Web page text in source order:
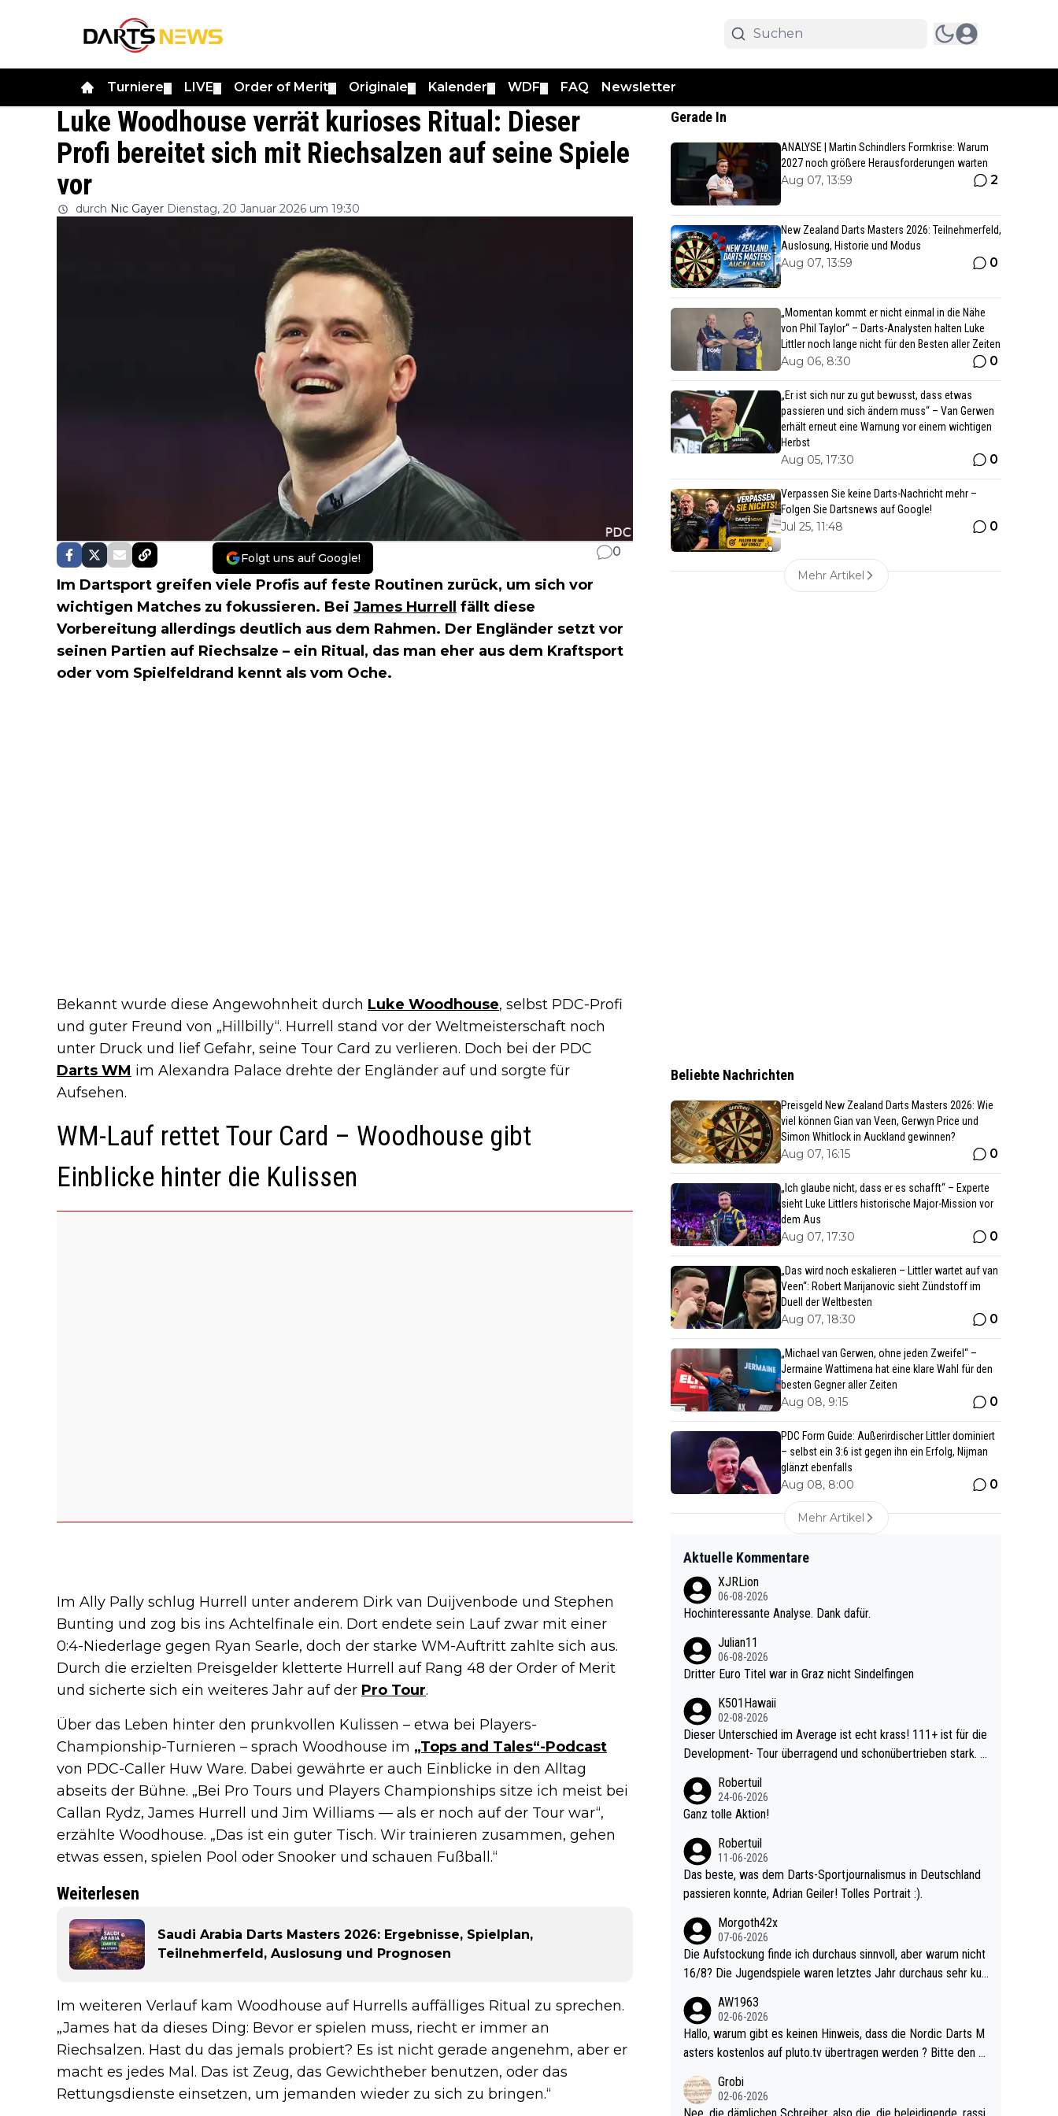
Turniere LIVE Order of Merit Originale Kalender WDF FAQ Newsletter
Luke Woodhouse verrät kurioses Ritual: Dieser
Profi bereitet sich mit Riechsalzen auf seine Spiele
vor
durch Nic Gayer Dienstag, 20 Januar 2026 um 19:30
Folgt uns auf Google! 0
Im Dartsport greifen viele Profis auf feste Routinen zurück, um sich vor
wichtigen Matches zu fokussieren. Bei James Hurrell
fällt diese
Vorbereitung allerdings deutlich aus dem Rahmen. Der Engländer setzt vor
seinen Partien auf Riechsalze – ein Ritual, das man eher aus dem Kraftsport
oder vom Spielfeldrand kennt als vom Oche.
Bekannt wurde diese Angewohnheit durch Luke Woodhouse, selbst PDC-Profi
und guter Freund von „Hillbilly“. Hurrell stand vor der Weltmeisterschaft noch
unter Druck und lief Gefahr, seine Tour Card zu verlieren. Doch bei der PDC
Darts WM im Alexandra Palace drehte der Engländer auf und sorgte für
Aufsehen.
WM-Lauf rettet Tour Card – Woodhouse gibt
Einblicke hinter die Kulissen
Im Ally Pally schlug Hurrell unter anderem Dirk van Duijvenbode und Stephen
Bunting und zog bis ins Achtelfinale ein. Dort endete sein Lauf zwar mit einer
0:4-Niederlage gegen Ryan Searle, doch der starke WM-Auftritt zahlte sich aus.
Durch die erzielten Preisgelder kletterte Hurrell auf Rang 48 der Order of Merit
und sicherte sich ein weiteres Jahr auf der Pro Tour.
Über das Leben hinter den prunkvollen Kulissen – etwa bei Players-
Championship-Turnieren – sprach Woodhouse im „Tops and Tales“-Podcast
von PDC-Caller Huw Ware. Dabei gewährte er auch Einblicke in den Alltag
abseits der Bühne. „Bei Pro Tours und Players Championships sitze ich meist bei
Callan Rydz, James Hurrell und Jim Williams — als er noch auf der Tour war“,
erzählte Woodhouse. „Das ist ein guter Tisch. Wir trainieren zusammen, gehen
etwas essen, spielen Pool oder Snooker und schauen Fußball.“
Weiterlesen
Saudi Arabia Darts Masters 2026: Ergebnisse, Spielplan,
Teilnehmerfeld, Auslosung und Prognosen
Im weiteren Verlauf kam Woodhouse auf Hurrells auffälliges Ritual zu sprechen.
„James hat da dieses Ding: Bevor er spielen muss, riecht er immer an
Riechsalzen. Hast du das jemals probiert? Es ist nicht gerade angenehm, aber er
macht es jedes Mal. Das ist Zeug, das Gewichtheber benutzen, oder das
Rettungsdienste einsetzen, um jemanden wieder zu sich zu bringen.“
Gerade In
ANALYSE | Martin Schindlers Formkrise: Warum
2027 noch größere Herausforderungen warten
Aug 07, 13:59 2
New Zealand Darts Masters 2026: Teilnehmerfeld,
Auslosung, Historie und Modus
Aug 07, 13:59 0
„Momentan kommt er nicht einmal in die Nähe
von Phil Taylor“ – Darts-Analysten halten Luke
Littler noch lange nicht für den Besten aller Zeiten
Aug 06, 8:30 0
„Er ist sich nur zu gut bewusst, dass etwas
passieren und sich ändern muss“ – Van Gerwen
erhält erneut eine Warnung vor einem wichtigen
Herbst
Aug 05, 17:30 0
Verpassen Sie keine Darts-Nachricht mehr –
Folgen Sie Dartsnews auf Google!
Jul 25, 11:48 0
Mehr Artikel
Beliebte Nachrichten
Preisgeld New Zealand Darts Masters 2026: Wie
viel können Gian van Veen, Gerwyn Price und
Simon Whitlock in Auckland gewinnen?
Aug 07, 16:15 0
„Ich glaube nicht, dass er es schafft“ – Experte
sieht Luke Littlers historische Major-Mission vor
dem Aus
Aug 07, 17:30 0
„Das wird noch eskalieren – Littler wartet auf van
Veen“: Robert Marijanovic sieht Zündstoff im
Duell der Weltbesten
Aug 07, 18:30 0
„Michael van Gerwen, ohne jeden Zweifel“ –
Jermaine Wattimena hat eine klare Wahl für den
besten Gegner aller Zeiten
Aug 08, 9:15 0
PDC Form Guide: Außerirdischer Littler dominiert
– selbst ein 3:6 ist gegen ihn ein Erfolg, Nijman
glänzt ebenfalls
Aug 08, 8:00 0
Mehr Artikel
Aktuelle Kommentare
XJRLion
06-08-2026
Hochinteressante Analyse. Dank dafür.
Julian11
06-08-2026
Dritter Euro Titel war in Graz nicht Sindelfingen
K501Hawaii
02-08-2026
Dieser Unterschied im Average ist echt krass! 111+ ist für die
Development- Tour überragend und schonübertrieben stark. U
e mal 40+ erst recht. Da gewinnst keinen Blumentopf - ist ja n
och krasser wie ein Pokalspiel eines Kreisligisten vs einem Bu
Robertuil
24-06-2026
Ganz tolle Aktion!
Robertuil
11-06-2026
Das beste, was dem Darts-Sportjournalismus in Deutschland
passieren konnte, Adrian Geiler! Tolles Portrait :).
Morgoth42x
07-06-2026
Die Aufstockung finde ich durchaus sinnvoll, aber warum nicht
16/8? Die Jugendspiele waren letztes Jahr durchaus sehr kur
l. Allerdings ist Mitchell Lawrie als Nummer 1 der Welt eh quali
fiziert. Somit ändert die automatische Qualifikation des Weltm
eisters erstmal nichts. Ich denke sie wollen damit für nächste
d wohl wenig WDF Turniere spielen. Dies war bei Archie Self l
etztes Jahr der Fall. Er musste als amtierender Weltmeister d
AW1963
02-06-2026
Hallo, warum gibt es keinen Hinweis, dass die Nordic Darts M
asters kostenlos auf pluto.tv übertragen werden ? Bitte den A
Grobi
02-06-2026